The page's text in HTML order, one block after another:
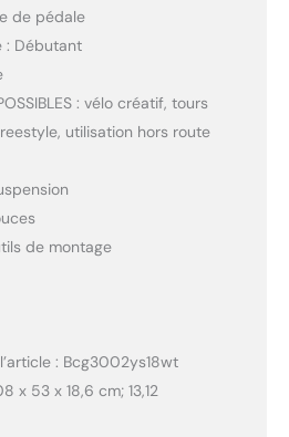
de pédale
: Débutant
: vélo créatif, tours
utilisation hors route
de montage
: Bcg3002ys18wt
x 53 x 18,6 cm; 13,12